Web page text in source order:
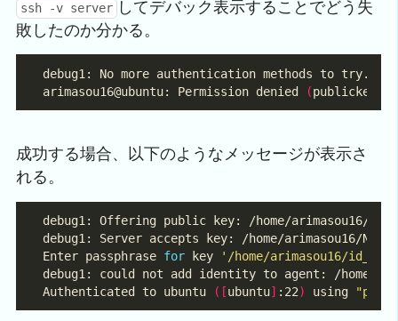
ssh -v server してデバック表示することでどう失
敗したのか分かる。
arimasou16@ubuntu: Permission denied
(publickey
成功する場合、以下のようなメッセージが表示さ
れる。
Enter passphrase for key
'/home/arimasou16/
debug1: could not add identity to agent: /home/
Authenticated to ubuntu
([ubuntu] :22) using